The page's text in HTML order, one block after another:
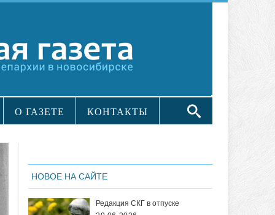
О ГАЗЕТЕ КОНТАКТЫ
НОВОЕ НА САЙТЕ
Редакция СКГ в отпуске